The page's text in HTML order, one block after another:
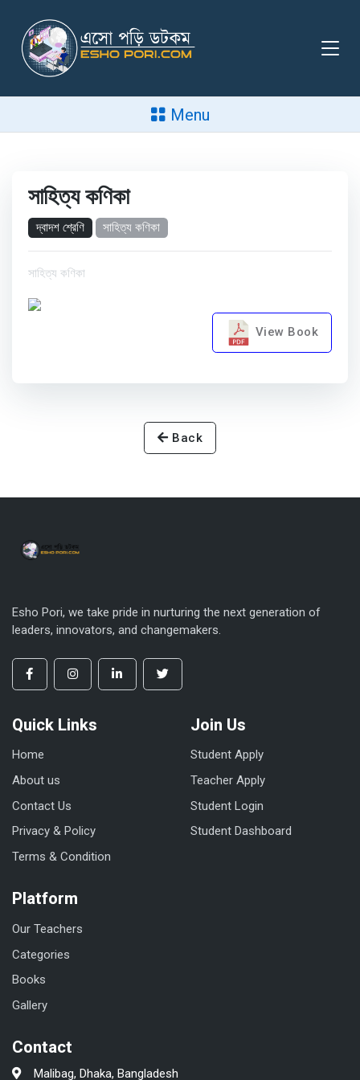
Menu
সাহিত্য কণিকা
দ্বাদশ শ্রেণি সাহিত্য কণিকা
সাহিত্য কণিকা
View Book
Back
Esho Pori, we take pride in nurturing the next generation of
leaders, innovators, and changemakers.
Quick Links
Home
About us
Contact Us
Privacy & Policy
Terms & Condition
Join Us
Student Apply
Teacher Apply
Student Login
Student Dashboard
Platform
Our Teachers
Categories
Books
Gallery
Contact
Malibag, Dhaka, Bangladesh